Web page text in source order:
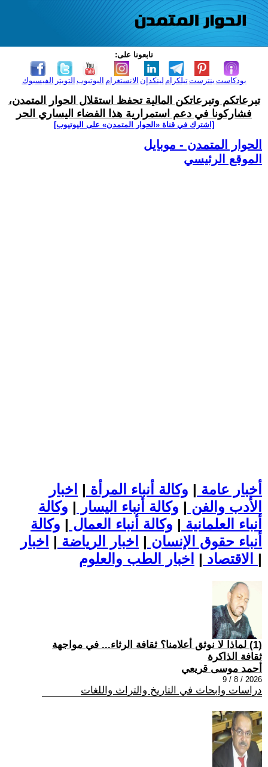
تابعونا على:
الفيسبوك التويتر اليوتيوب الانستغرام لينكدإن تيلكرامبنترست بودكاست
تبرعاتكم وتبرعاتكن المالية تحفظ استقلال الحوار المتمدن،
فشاركونا في دعم استمرارية هذا الفضاء اليساري الحر
[اشترك في قناة ‫«الحوار المتمدن» على اليوتيوب]
الحوار المتمدن - موبايل
الموقع الرئيسي
أخبار عامة | وكالة أنباء المرأة | اخبار
الأدب والفن | وكالة أنباء اليسار | وكالة
أنباء العلمانية | وكالة أنباء العمال | وكالة
أنباء حقوق الإنسان | اخبار الرياضة | اخبار
الاقتصاد | |
(1) لماذا لا نوثق أعلامنا؟ ثقافة الرثاء... في مواجهة
ثقافة الذاكرة
أحمد موسى قريعي
2026 / 8 / 9
دراسات وابحاث في التاريخ والتراث واللغات